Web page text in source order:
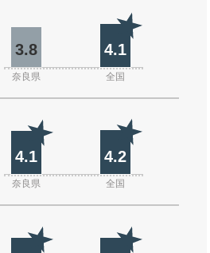
3.8 4.1
奈良県 全国
4.1 4.2
奈良県 全国